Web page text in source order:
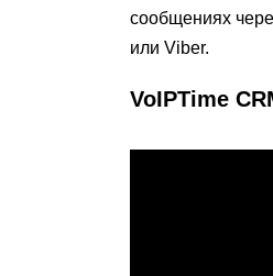
сообщениях
или Viber.
VoIPTime